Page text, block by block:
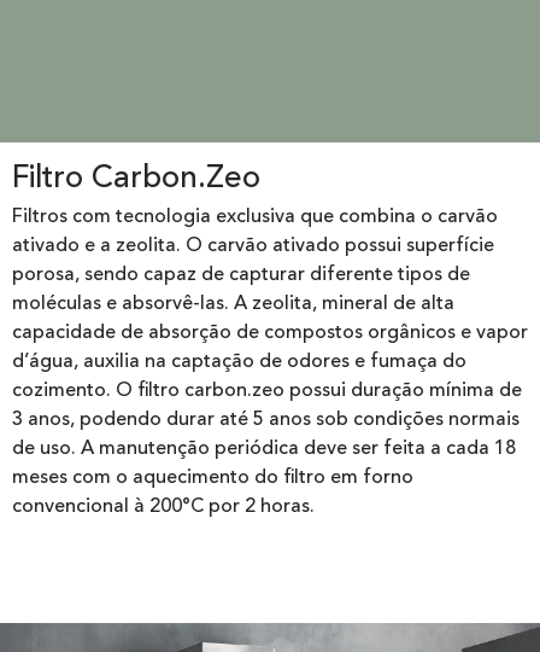
Filtro Carbon.Zeo
Filtros com tecnologia exclusiva que combina o carvão
ativado e a zeolita. O carvão ativado possui superfície
porosa, sendo capaz de capturar diferente tipos de
moléculas e absorvê-las. A zeolita, mineral de alta
capacidade de absorção de compostos orgânicos e vapor
d’água, auxilia na captação de odores e fumaça do
cozimento. O filtro carbon.zeo possui duração mínima de
3 anos, podendo durar até 5 anos sob condições normais
de uso. A manutenção periódica deve ser feita a cada 18
meses com o aquecimento do filtro em forno
convencional à 200°C por 2 horas.